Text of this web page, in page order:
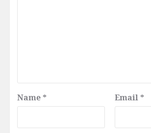
Name * Email *